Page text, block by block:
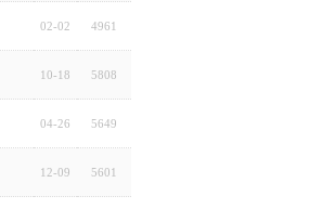
02-02 4961
10-18 5808
04-26 5649
12-09 5601